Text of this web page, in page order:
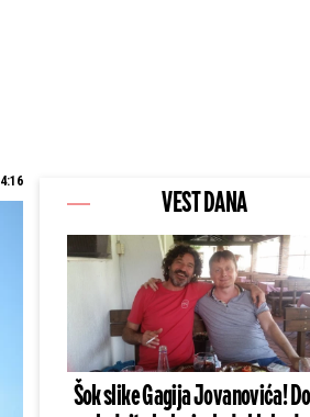
VEST DANA
Šok slike Gagija Jovanovića!